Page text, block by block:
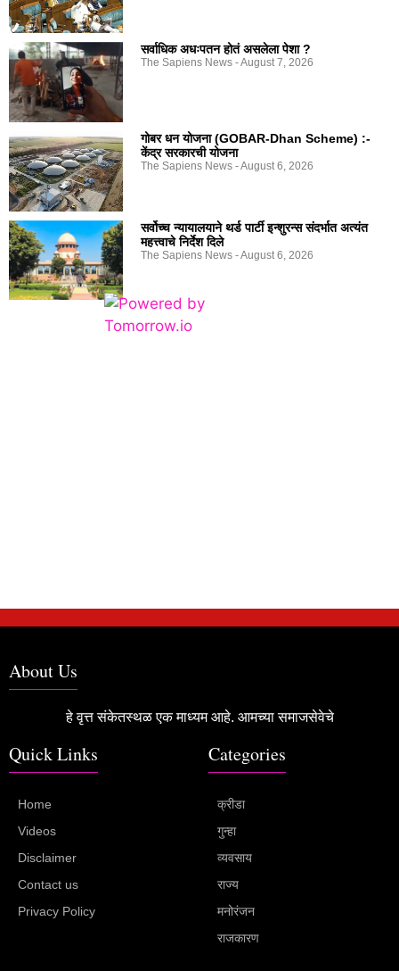
सर्वाधिक अधःपतन होतं असलेला पेशा ?
The Sapiens News August 7, 2026
गोबर धन योजना (GOBAR-Dhan Scheme) :-
केंद्र सरकारची योजना
The Sapiens News August 6, 2026
सर्वोच्च न्यायालयाने थर्ड पार्टी इन्शुरन्स संदर्भात अत्यंत
महत्त्वाचे निर्देश दिले
The Sapiens News August 6, 2026
About Us
हे वृत्त संकेतस्थळ एक माध्यम आहे. आमच्या समाजसेवेचे
Quick Links
Home
Videos
Disclaimer
Contact us
Privacy Policy
Categories
क्रीडा
गुन्हा
व्यवसाय
राज्य
मनोरंजन
राजकारण